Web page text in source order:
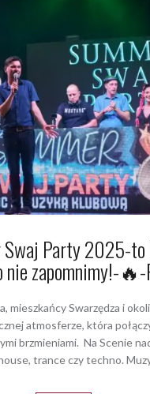
Party 2025-to
nie zapomnimy!-🔥-
mieszkańcy Swarzędza i
atmosferze, która
brzmieniami. Na Scenie
trance czy techno.